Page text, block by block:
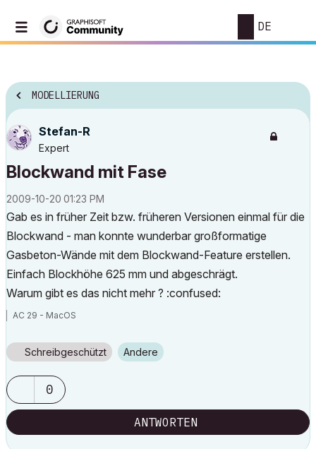
DE
MODELLIERUNG
Stefan-R
Expert
Blockwand mit Fase
‎2009-10-20 01:23 PM
Gab es in früher Zeit bzw. früheren Versionen einmal für die
Blockwand - man konnte wunderbar großformatige
Gasbeton-Wände mit dem Blockwand-Feature erstellen.
Einfach Blockhöhe 625 mm und abgeschrägt.
Warum gibt es das nicht mehr ? :confused:
AC 29 - MacOS
Schreibgeschützt Andere
0
ANTWORTEN